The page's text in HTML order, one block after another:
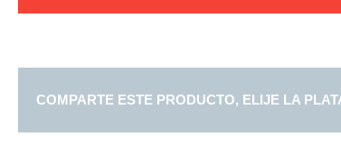
COMPARTE ESTE PRODUCTO, ELIJE LA